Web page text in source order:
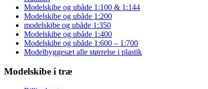
Modelskibe og ubåde 1:100 & 1:144
Modelskibe og ubåde 1:200
modelskibe og ubåde 1:350
Modelskibe og ubåde 1:400
Modelskibe og ubåde 1:600 – 1:700
Modelbyggesæt alle størrelse i plastik
Modelskibe i træ